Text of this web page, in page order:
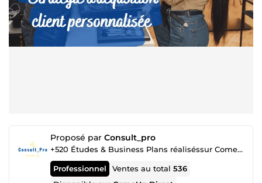
Proposé par Consult_pro
+520 Études & Business Plans réaliséssur Comeup
Professionnel Ventes au total536